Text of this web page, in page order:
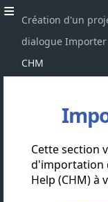
Création d'un
dialogue Importer
CHM
Cette section
d'importation
Help (CHM) à